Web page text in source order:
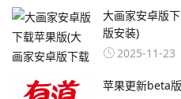
大画家安卓版
版安装)
2025-11-23
苹果更新beta